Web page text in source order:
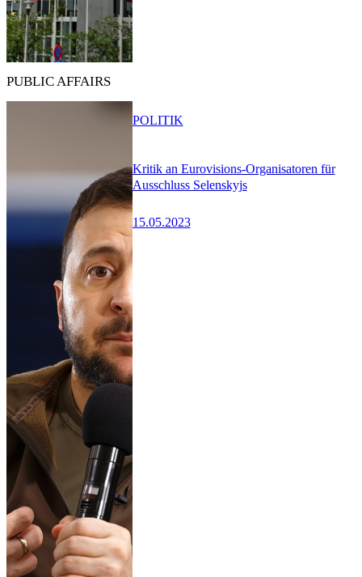
PUBLIC AFFAIRS
Kritik an Eurovisions-Organisatoren für
Ausschluss Selenskyjs
15.05.2023
POLITIK